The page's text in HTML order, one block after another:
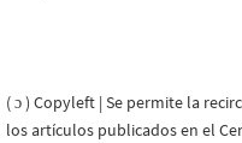
( ɔ ) Copyleft | Se permite la
los artículos publicados en el